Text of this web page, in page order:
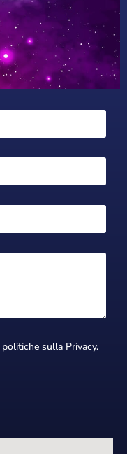
politiche sulla Privacy.